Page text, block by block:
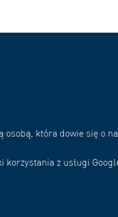
osobą, która dowie się o
korzystania z usługi